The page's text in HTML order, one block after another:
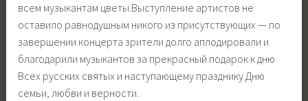
всем музыкантам цветы.Выступление артистов не
оставило равнодушным никого из присутствующих — по
завершении концерта зрители долго аплодировали и
благодарили музыкантов за прекрасный подарок к дню
Всех русских святых и наступающему празднику Дню
семьи, любви и верности.